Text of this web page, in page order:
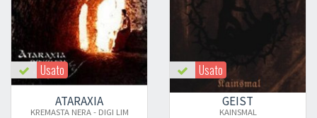
Usato
ATARAXIA
KREMASTA NERA - DIGI LIM
Usato
GEIST
KAINSMAL